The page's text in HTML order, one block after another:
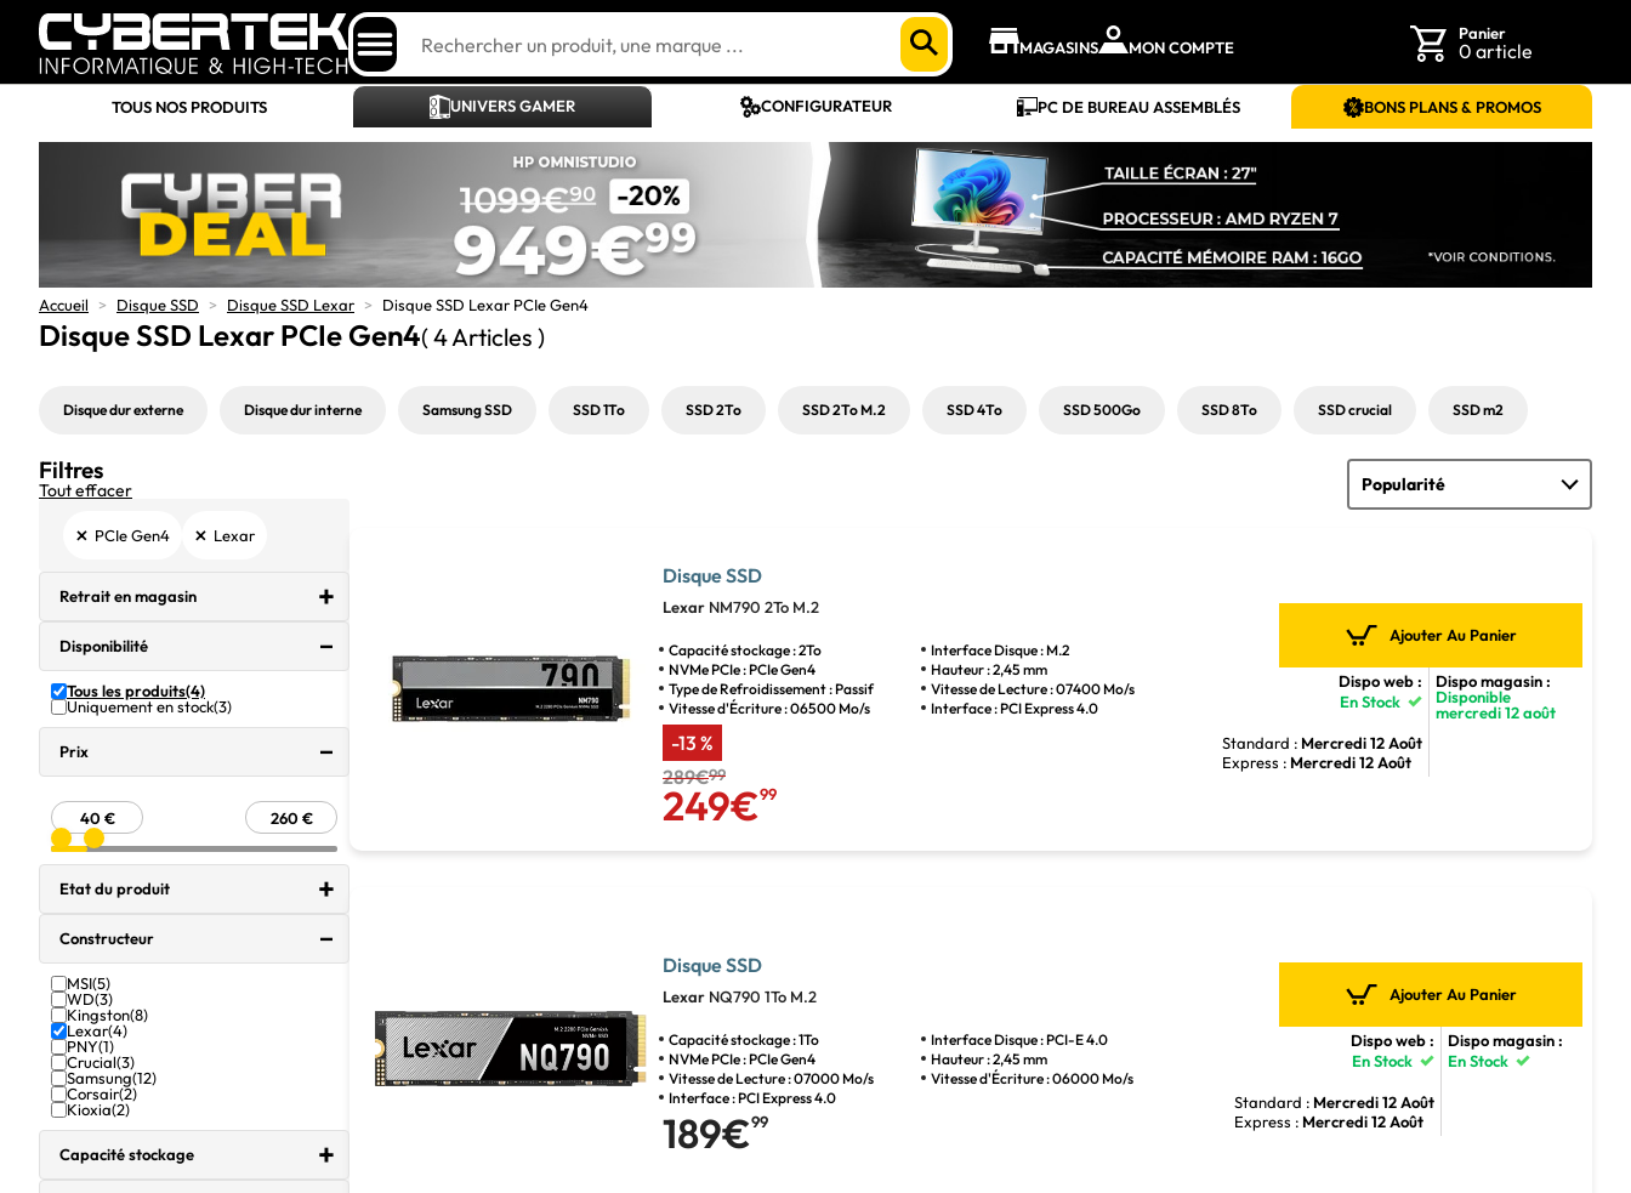
MAGASINS MON COMPTE
Panier
0 article
TOUS NOS PRODUITS UNIVERS GAMER CONFIGURATEUR PC DE BUREAU ASSEMBLÉS BONS PLANS & PROMOS
Accueil > Disque SSD > Disque SSD Lexar > Disque SSD Lexar PCIe Gen4
Disque SSD Lexar PCIe Gen4( 4 Articles )
Disque dur externe Disque dur interne Samsung SSD SSD 1To SSD 2To SSD 2To M.2 SSD 4To SSD 500Go SSD 8To SSD crucial SSD m2
Filtres
Tout effacer
× PCIe Gen4 × Lexar
Retrait en magasin
Disponibilité
Tous les produits(4)
Uniquement en stock(3)
Prix
Etat du produit
Constructeur
MSI(5)
WD(3)
Kingston(8)
Lexar(4)
PNY(1)
Crucial(3)
Samsung(12)
Corsair(2)
Kioxia(2)
Capacité stockage
Disque SSD
Lexar NM790 2To M.2
Capacité stockage : 2To
Interface Disque : M.2
NVMe PCIe : PCIe Gen4
Hauteur : 2,45 mm
Type de Refroidissement : Passif
Vitesse de Lecture : 07400 Mo/s
Vitesse d'Écriture : 06500 Mo/s
Interface : PCI Express 4.0
-13 %
289€99
249€99
Ajouter Au Panier
Dispo web :
En Stock
Standard : Mercredi 12 Août
Express : Mercredi 12 Août
Dispo magasin :
Disponible
mercredi 12 août
Disque SSD
Lexar NQ790 1To M.2
Capacité stockage : 1To
Interface Disque : PCI-E 4.0
NVMe PCIe : PCIe Gen4
Hauteur : 2,45 mm
Vitesse de Lecture : 07000 Mo/s
Vitesse d'Écriture : 06000 Mo/s
Interface : PCI Express 4.0
189€99
Ajouter Au Panier
Dispo web :
En Stock
Standard : Mercredi 12 Août
Express : Mercredi 12 Août
Dispo magasin :
En Stock